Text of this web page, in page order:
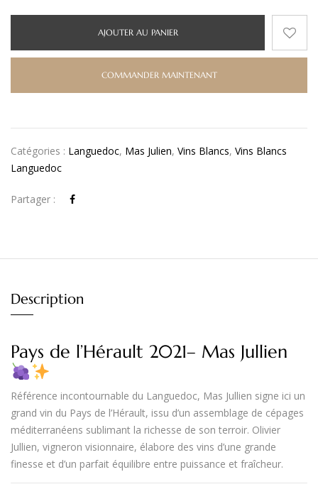
AJOUTER AU PANIER
COMMANDER MAINTENANT
Catégories : Languedoc, Mas Julien, Vins Blancs, Vins Blancs
Languedoc
Partager :
Description
Pays de l’Hérault 2021– Mas Jullien
Référence incontournable du Languedoc, Mas Jullien signe ici un
grand vin du Pays de l’Hérault, issu d’un assemblage de cépages
méditerranéens sublimant la richesse de son terroir. Olivier
Jullien, vigneron visionnaire, élabore des vins d’une grande
finesse et d’un parfait équilibre entre puissance et fraîcheur.